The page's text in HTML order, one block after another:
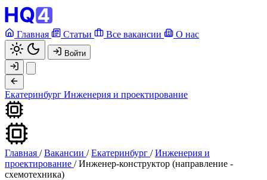
Главная Статьи Все вакансии О нас
Войти
Екатеринбург Инженерия и проектирование
Главная / Вакансии / Екатеринбург / Инженерия и
проектирование / Инженер-конструктор (направление -
схемотехника)